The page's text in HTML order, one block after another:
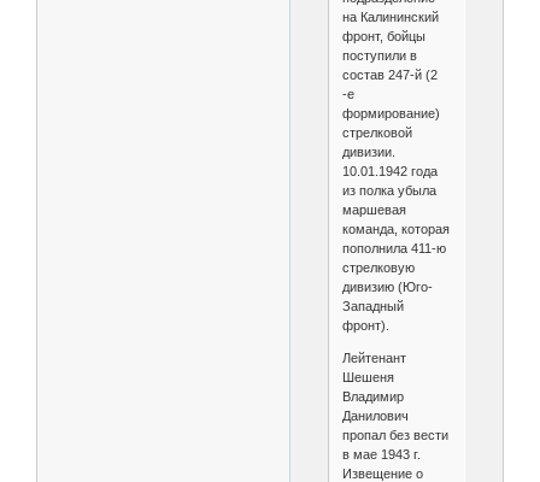
на Калининский
фронт, бойцы
поступили в
состав 247-й (2
-е
формирование)
стрелковой
дивизии.
10.01.1942 года
из полка убыла
маршевая
команда, которая
пополнила 411-ю
стрелковую
дивизию (Юго-
Западный
фронт).
Лейтенант
Шешеня
Владимир
Данилович
пропал без вести
в мае 1943 г.
Извещение о